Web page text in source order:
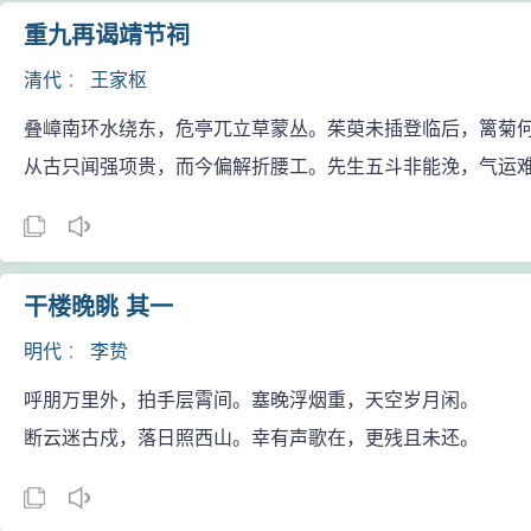
重九再谒靖节祠
清代 ： 王家枢
叠嶂南环水绕东，危亭兀立草蒙丛。茱萸未插登临后，篱菊
从古只闻强项贵，而今偏解折腰工。先生五斗非能浼，气运
干楼晚眺 其一
明代 ： 李贽
呼朋万里外，拍手层霄间。塞晚浮烟重，天空岁月闲。
断云迷古戍，落日照西山。幸有声歌在，更残且未还。